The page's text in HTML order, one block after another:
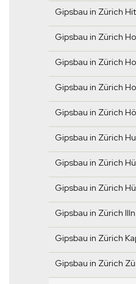
Gipsbau in Zürich
Gipsbau in Zürich
Gipsbau in Zürich
Gipsbau in Zürich
Gipsbau in Zürich
Gipsbau in Zürich
Gipsbau in Zürich
Gipsbau in Zürich
Gipsbau in Zürich
Gipsbau in Zürich
Gipsbau in Zürich